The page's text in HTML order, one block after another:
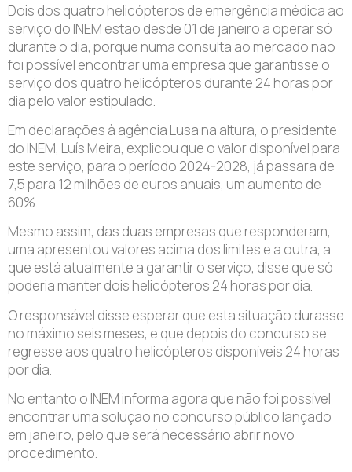
Dois dos quatro helicópteros de emergência médica ao
serviço do INEM estão desde 01 de janeiro a operar só
durante o dia, porque numa consulta ao mercado não
foi possível encontrar uma empresa que garantisse o
serviço dos quatro helicópteros durante 24 horas por
dia pelo valor estipulado.
Em declarações à agência Lusa na altura, o presidente
do INEM, Luís Meira, explicou que o valor disponível para
este serviço, para o período 2024-2028, já passara de
7,5 para 12 milhões de euros anuais, um aumento de
60%.
Mesmo assim, das duas empresas que responderam,
uma apresentou valores acima dos limites e a outra, a
que está atualmente a garantir o serviço, disse que só
poderia manter dois helicópteros 24 horas por dia.
O responsável disse esperar que esta situação durasse
no máximo seis meses, e que depois do concurso se
regresse aos quatro helicópteros disponíveis 24 horas
por dia.
No entanto o INEM informa agora que não foi possível
encontrar uma solução no concurso público lançado
em janeiro, pelo que será necessário abrir novo
procedimento.